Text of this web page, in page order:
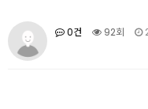
0건 92회